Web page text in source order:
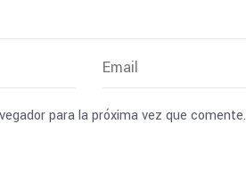
para la próxima vez que comente.